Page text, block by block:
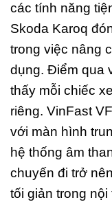
các tính năng
Skoda Karoq
trong việc nâng
dụng. Điểm qua
thấy mỗi chiếc
riêng. VinFast
với màn hình
hệ thống âm
chuyến đi trở
tối giản trong